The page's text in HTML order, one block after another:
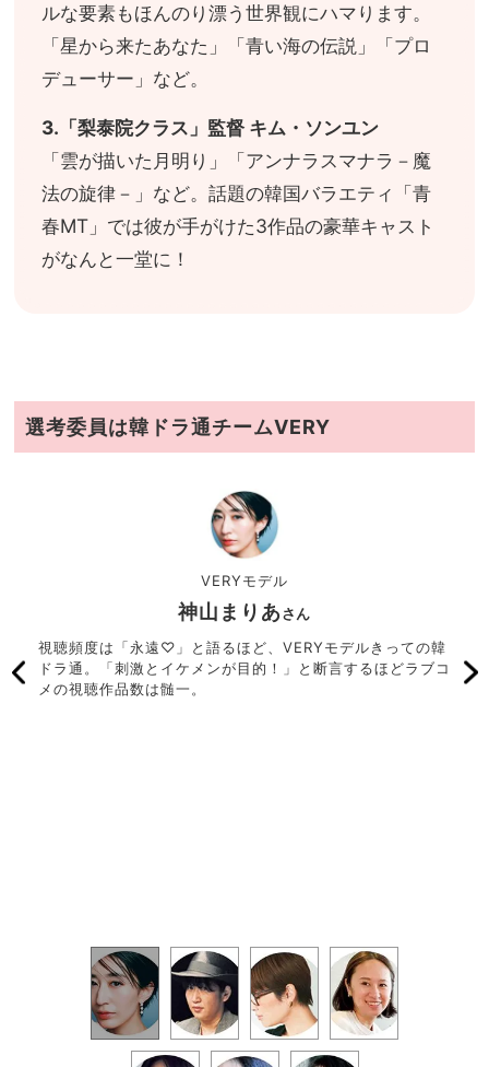
ルな要素もほんのり漂う世界観にハマります。
「星から来たあなた」「青い海の伝説」「プロ
デューサー」など。
3.「梨泰院クラス」監督 キム・ソンユン
「雲が描いた月明り」「アンナラスマナラ－魔
法の旋律－」など。話題の韓国バラエティ「青
春MT」では彼が手がけた3作品の豪華キャスト
がなんと一堂に！
選考委員は韓ドラ通チームVERY
現
VERYモデル
神山まりあさん
視聴頻度は「永遠♡」と語るほど、VERYモデルきっての韓
ドラ通。「刺激とイケメンが目的！」と断言するほどラブコ
メの視聴作品数は髄一。
む
る。